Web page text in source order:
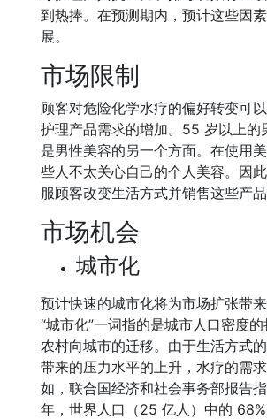
到热捧。在预测期内，预计这些因
展。
市场限制
顾客对危险化学水疗的偏好转变可
护理产品需求的增加。55 岁以上的
是男性美容的另一个方面。在使用
些人不太关心自己的个人美容。因
服顾客改变生活方式并销售这些产品
市场机会
城市化
预计快速的城市化将为市场扩张带来
“城市化”一词指的是城市人口密度
农村向城市的迁移。由于生活方式
带来的压力水平的上升，水疗的需
如，联合国经济和社会事务部报告
年，世界人口（25 亿人）中的